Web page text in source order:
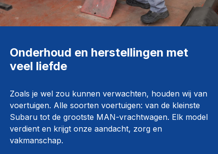
Onderhoud en herstellingen met
veel liefde
Zoals je wel zou kunnen verwachten, houden wij van
voertuigen. Alle soorten voertuigen: van de kleinste
Subaru tot de grootste MAN-vrachtwagen. Elk model
verdient en krijgt onze aandacht, zorg en
vakmanschap.